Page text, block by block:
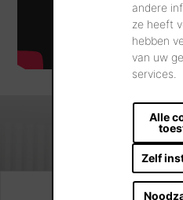
andere
ze heeft
hebben
van uw
services.
Alle
Zelf